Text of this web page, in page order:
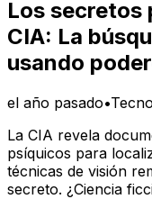
Los secretos
CIA: La
usando
el año pasado•
La CIA revela
psíquicos para
técnicas de visión
secreto. ¿Ciencia